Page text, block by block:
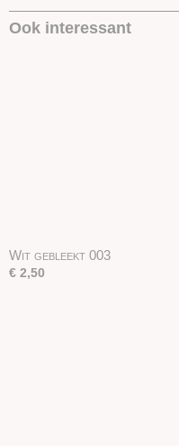
Ook interessant
Wit gebleekt 003
€ 2,50